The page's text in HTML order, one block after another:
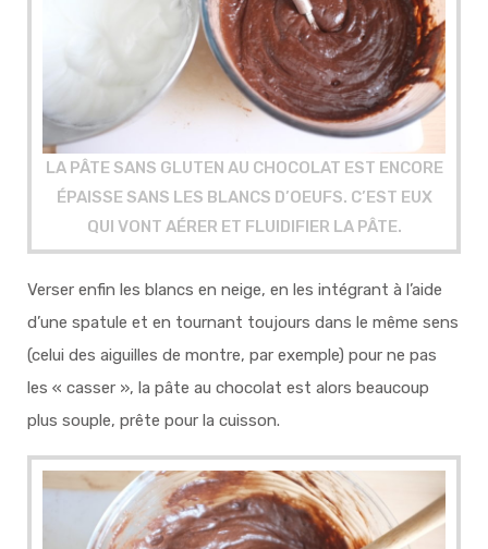
LA PÂTE SANS GLUTEN AU CHOCOLAT EST ENCORE
ÉPAISSE SANS LES BLANCS D’OEUFS. C’EST EUX
QUI VONT AÉRER ET FLUIDIFIER LA PÂTE.
Verser enfin les blancs en neige, en les intégrant à l’aide
d’une spatule et en tournant toujours dans le même sens
(celui des aiguilles de montre, par exemple) pour ne pas
les « casser », la pâte au chocolat est alors beaucoup
plus souple, prête pour la cuisson.